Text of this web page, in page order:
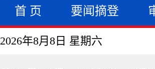
首 页 要闻摘登
2026年8月8日 星期六